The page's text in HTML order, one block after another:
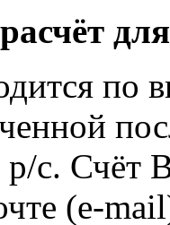
по
р/с. Счёт
(e-